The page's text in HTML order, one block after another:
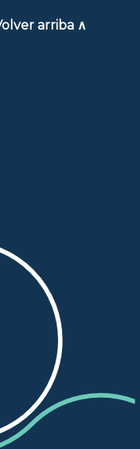
arriba ∧